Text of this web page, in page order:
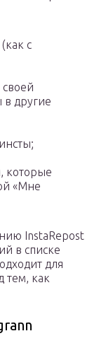
с
своей
в другие
которые
«Мне
InstaRepost
в списке
для
тем, как